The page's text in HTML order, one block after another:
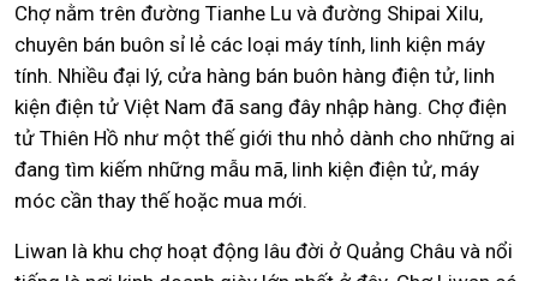
Chợ nằm trên đường Tianhe Lu và đường Shipai Xilu,
chuyên bán buôn sỉ lẻ các loại máy tính, linh kiện máy
tính. Nhiều đại lý, cửa hàng bán buôn hàng điện tử, linh
kiện điện tử Việt Nam đã sang đây nhập hàng. Chợ điện
tử Thiên Hồ như một thế giới thu nhỏ dành cho những ai
đang tìm kiếm những mẫu mã, linh kiện điện tử, máy
móc cần thay thế hoặc mua mới.
Liwan là khu chợ hoạt động lâu đời ở Quảng Châu và nổi